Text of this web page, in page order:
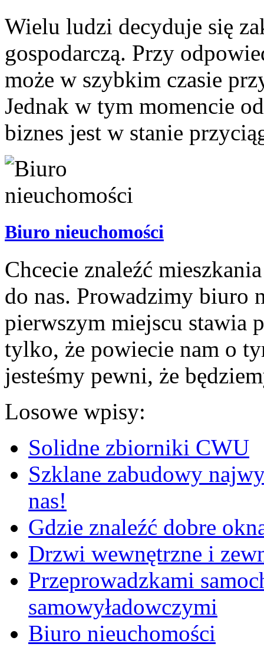
Wielu ludzi decyduje się
gospodarczą. Przy
może w szybkim czasie
Jednak w tym momencie
biznes jest w stanie
Biuro nieuchomości
Chcecie znaleźć
do nas. Prowadzimy biuro
pierwszym miejscu stawia
tylko, że powiecie nam o
jesteśmy pewni, że
Losowe wpisy:
Solidne zbiorniki CWU
Szklane zabudowy
nas!
Gdzie znaleźć dobre
Drzwi wewnętrzne i
Przeprowadzkami
samowyładowczymi
Biuro nieuchomości